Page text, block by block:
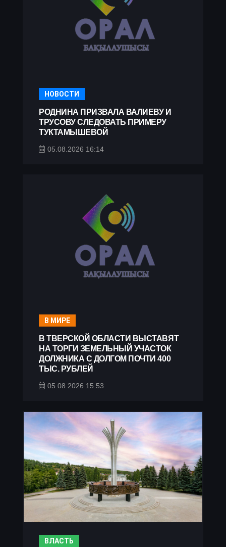
НОВОСТИ
РОДНИНА ПРИЗВАЛА ВАЛИЕВУ И
ТРУСОВУ СЛЕДОВАТЬ ПРИМЕРУ
ТУКТАМЫШЕВОЙ
05.08.2026 16:14
В МИРЕ
В ТВЕРСКОЙ ОБЛАСТИ ВЫСТАВЯТ
НА ТОРГИ ЗЕМЕЛЬНЫЙ УЧАСТОК
ДОЛЖНИКА С ДОЛГОМ ПОЧТИ 400
ТЫС. РУБЛЕЙ
05.08.2026 15:53
ВЛАСТЬ